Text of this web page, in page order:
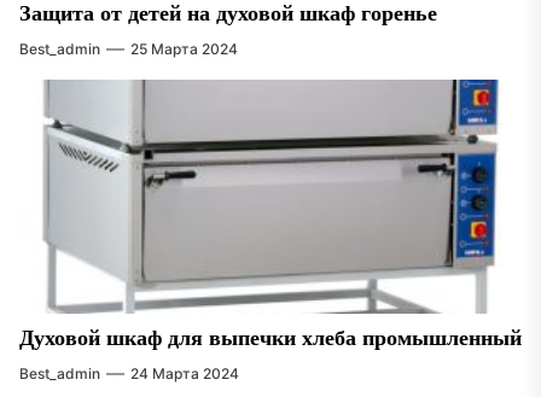
Защита от детей на духовой шкаф горенье
Best_admin 25 Марта 2024
Духовой шкаф для выпечки хлеба промышленный
Best_admin 24 Марта 2024